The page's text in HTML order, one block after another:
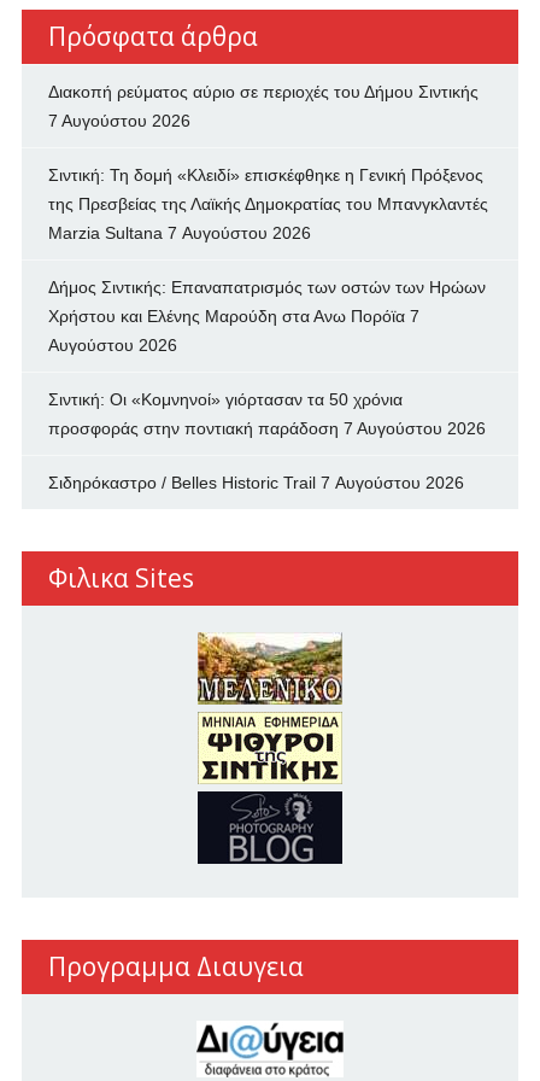
Πρόσφατα άρθρα
Διακοπή ρεύματος αύριο σε περιοχές του Δήμου Σιντικής
7 Αυγούστου 2026
Σιντική: Τη δομή «Κλειδί» επισκέφθηκε η Γενική Πρόξενος
της Πρεσβείας της Λαϊκής Δημοκρατίας του Μπανγκλαντές
Marzia Sultana 7 Αυγούστου 2026
Δήμος Σιντικής: Επαναπατρισμός των oστών των Ηρώων
Χρήστου και Ελένης Μαρούδη στα Ανω Πορόϊα 7
Αυγούστου 2026
Σιντική: Οι «Κομνηνοί» γιόρτασαν τα 50 χρόνια
προσφοράς στην ποντιακή παράδοση 7 Αυγούστου 2026
Σιδηρόκαστρο / Belles Historic Trail 7 Αυγούστου 2026
Φιλικα Sites
Προγραμμα Διαυγεια